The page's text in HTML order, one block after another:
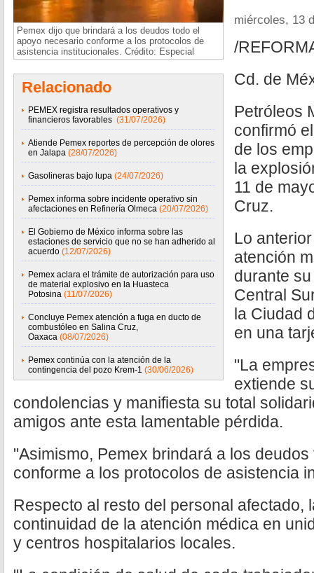
Pemex dijo que brindará a los deudos todo el
apoyo necesario conforme a los protocolos de
asistencia institucionales. Crédito: Especial
Relacionado
PEMEX registra resultados operativos y
financieros favorables (31/07/2026)
Atiende Pemex reportes de percepción de olores
en Jalapa (28/07/2026)
Gasolineras bajo lupa (24/07/2026)
Pemex informa sobre incidente operativo sin
afectaciones en Refinería Olmeca (20/07/2026)
El Gobierno de México informa sobre las
estaciones de servicio que no se han adherido al
acuerdo (12/07/2026)
Pemex aclara el trámite de autorización para uso
de material explosivo en la Huasteca
Potosina (11/07/2026)
Concluye Pemex atención a fuga en ducto de
combustóleo en Salina Cruz,
Oaxaca (08/07/2026)
Pemex continúa con la atención de la
contingencia del pozo Krem-1 (30/06/2026)
miércoles, 13
/
Cd. de
Petróleos
confirmó
de los
la
11 de
Cruz.
Lo
atención
durante
Central
la Ciudad
en una
"La
extiende
condolencias y manifiesta su total
amigos ante esta lamentable pérdida.
"Asimismo, Pemex brindará a los
conforme a los protocolos de asistencia
Respecto al resto del personal afectado,
continuidad de la atención médica en
y centros hospitalarios locales.